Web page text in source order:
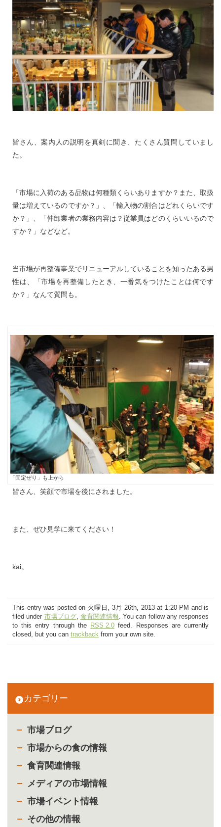
カテゴリー
市場ブログ
市場からの食の情報
食育関連情報
メディアの市場情報
市場イベント情報
その他の情報
皆さん、案内人の説明を真剣に聞き、たくさん質問していまし
た。
「市場に入荷のある品物は何種類くらいありますか？また、取扱
量は増えているのですか？」、「輸入物の割合はどれくらいです
か？」、「仲卸業者の業務内容は？従業員はどのくらいいるので
すか？」などなど。
当市場が再整備事業でリニューアルしていることを知ったある男
性は、「市場を再整備したとき、一番気をつけたことは何です
か？」なんて質問も。
「固定ぜり」も上から
皆さん、笑顔で市場を後にされました。
また、ぜひ見学に来てください！
kai。
This entry was posted on 火曜日, 3月 26th, 2013 at 1:20 PM and is
filed under 市場ブログ, 食育関連情報. You can follow any responses
to this entry through the
RSS 2.0 feed. Responses are currently
closed, but you can trackback from your own site.